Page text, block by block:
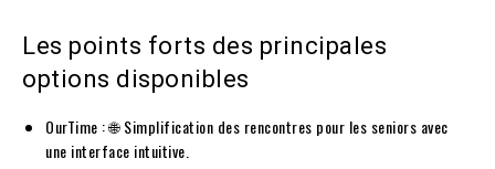
Les points forts des principales
options disponibles
OurTime : 🌐 Simplification des rencontres pour les seniors avec
une interface intuitive.